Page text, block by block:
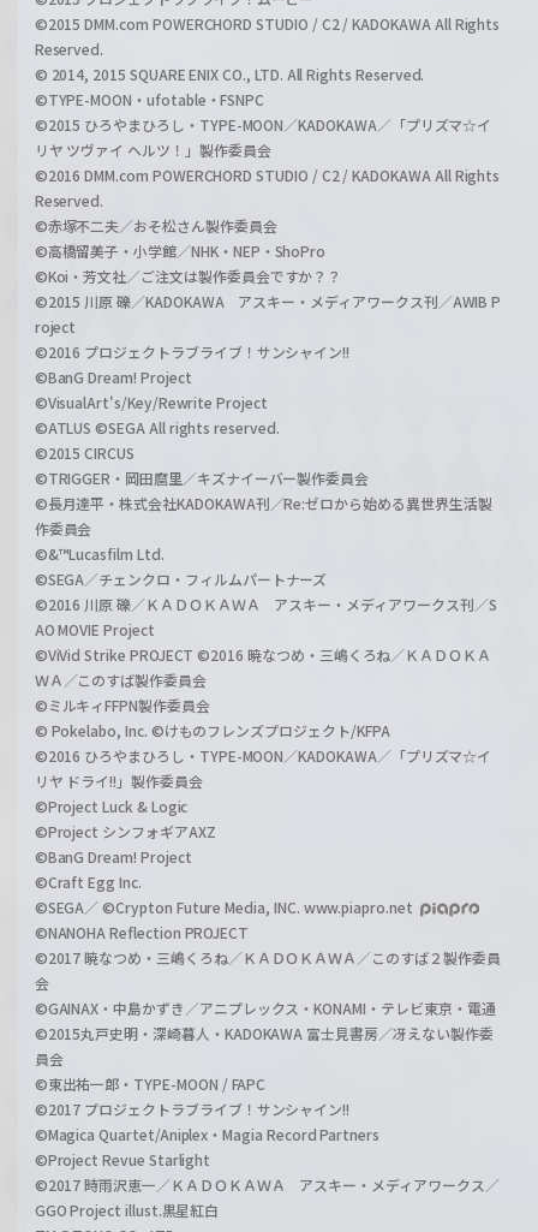
©2015 DMM.com POWERCHORD STUDIO / C2 / KADOKAWA All Rights
Reserved.
© 2014, 2015 SQUARE ENIX CO., LTD. All Rights Reserved.
©TYPE-MOON・ufotable・FSNPC
©2015 ひろやまひろし・TYPE-MOON／KADOKAWA／「プリズマ☆イ
リヤ ツヴァイ ヘルツ！」製作委員会
©2016 DMM.com POWERCHORD STUDIO / C2 / KADOKAWA All Rights
Reserved.
©赤塚不二夫／おそ松さん製作委員会
©高橋留美子・小学館／NHK・NEP・ShoPro
©Koi・芳文社／ご注文は製作委員会ですか？？
©2015 川原 礫／KADOKAWA アスキー・メディアワークス刊／AWIB P
roject
©2016 プロジェクトラブライブ！サンシャイン!!
©BanG Dream! Project
©VisualArt's/Key/Rewrite Project
©ATLUS ©SEGA All rights reserved.
©2015 CIRCUS
©TRIGGER・岡田麿里／キズナイーバー製作委員会
©長月達平・株式会社KADOKAWA刊／Re:ゼロから始める異世界生活製
作委員会
©&™Lucasfilm Ltd.
©SEGA／チェンクロ・フィルムパートナーズ
©2016 川原 礫／ＫＡＤＯＫＡＷＡ アスキー・メディアワークス刊／S
AO MOVIE Project
©ViVid Strike PROJECT ©2016 暁なつめ・三嶋くろね／ＫＡＤＯＫＡ
ＷＡ／このすば製作委員会
©ミルキィFFPN製作委員会
© Pokelabo, Inc. ©けものフレンズプロジェクト/KFPA
©2016 ひろやまひろし・TYPE-MOON／KADOKAWA／「プリズマ☆イ
リヤ ドライ!!」製作委員会
©Project Luck & Logic
©Project シンフォギアAXZ
©BanG Dream! Project
©Craft Egg Inc.
©SEGA／ ©Crypton Future Media, INC. www.piapro.net
©NANOHA Reflection PROJECT
©2017 暁なつめ・三嶋くろね／ＫＡＤＯＫＡＷＡ／このすば２製作委員
会
©GAINAX・中島かずき／アニプレックス・KONAMI・テレビ東京・電通
©2015丸戸史明・深崎暮人・KADOKAWA 富士見書房／冴えない製作委
員会
©東出祐一郎・TYPE-MOON / FAPC
©2017 プロジェクトラブライブ！サンシャイン!!
©Magica Quartet/Aniplex・Magia Record Partners
©Project Revue Starlight
©2017 時雨沢恵一／ＫＡＤＯＫＡＷＡ アスキー・メディアワークス／
GGO Project illust.黒星紅白